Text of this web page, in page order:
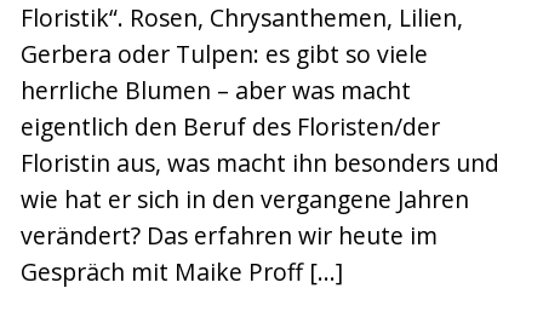
Kontakt
Floristik“. Rosen, Chrysanthemen, Lilien,
Gerbera oder Tulpen: es gibt so viele
herrliche Blumen – aber was macht
eigentlich den Beruf des Floristen/der
Floristin aus, was macht ihn besonders und
wie hat er sich in den vergangene Jahren
verändert? Das erfahren wir heute im
Gespräch mit Maike Proff […]